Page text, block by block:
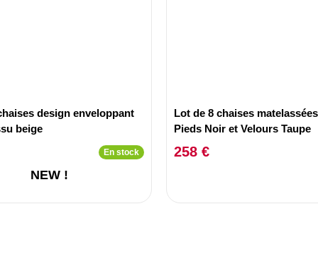
design enveloppant
beige
En stock
NEW !
Lot de 8 chaises
Pieds Noir et Velours Taupe
258 €